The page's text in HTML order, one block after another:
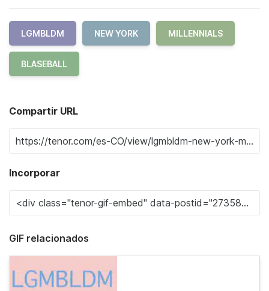
LGMBLDM NEW YORK MILLENNIALS
BLASEBALL
Compartir URL
Incorporar
GIF relacionados